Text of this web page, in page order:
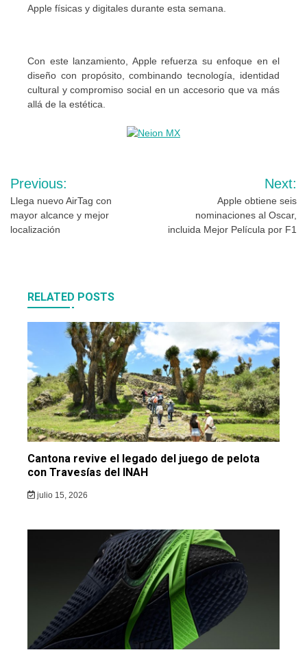
Apple físicas y digitales durante esta semana.
Con este lanzamiento, Apple refuerza su enfoque en el
diseño con propósito, combinando tecnología, identidad
cultural y compromiso social en un accesorio que va más
allá de la estética.
Navegación
de
entradas
Previous:
Llega nuevo AirTag con
mayor alcance y mejor
localización
Next:
Apple obtiene seis
nominaciones al Oscar,
incluida Mejor Película por F1
RELATED POSTS
Cantona revive el legado del juego de pelota
con Travesías del INAH
julio 15, 2026